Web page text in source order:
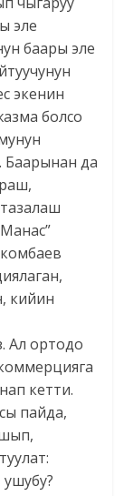
эле
баары эле
экенин
болсо
Баарынан да
кийин
Ал ортодо
кетти.
пайда,